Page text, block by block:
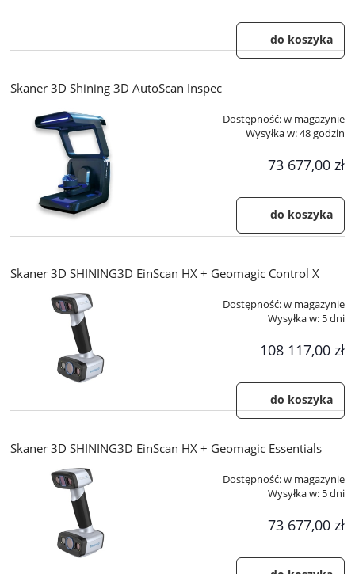
do koszyka
Skaner 3D Shining 3D AutoScan Inspec
Dostępność:w magazynie
Wysyłka w:48 godzin
73 677,00 zł
do koszyka
Skaner 3D SHINING3D EinScan HX + Geomagic Control X
Dostępność:w magazynie
Wysyłka w: 5 dni
108 117,00 zł
do koszyka
Skaner 3D SHINING3D EinScan HX + Geomagic Essentials
Dostępność:w magazynie
Wysyłka w: 5 dni
73 677,00 zł